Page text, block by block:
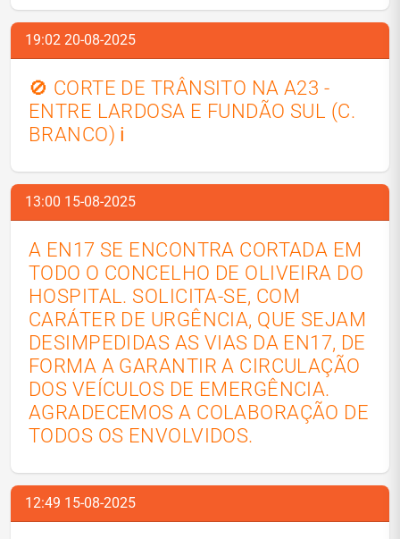
19:02 20-08-2025
🚫 CORTE DE TRÂNSITO NA A23 -
ENTRE LARDOSA E FUNDÃO SUL (C.
BRANCO) ℹ️
13:00 15-08-2025
A EN17 SE ENCONTRA CORTADA EM
TODO O CONCELHO DE OLIVEIRA DO
HOSPITAL. SOLICITA-SE, COM
CARÁTER DE URGÊNCIA, QUE SEJAM
DESIMPEDIDAS AS VIAS DA EN17, DE
FORMA A GARANTIR A CIRCULAÇÃO
DOS VEÍCULOS DE EMERGÊNCIA.
AGRADECEMOS A COLABORAÇÃO DE
TODOS OS ENVOLVIDOS.
12:49 15-08-2025